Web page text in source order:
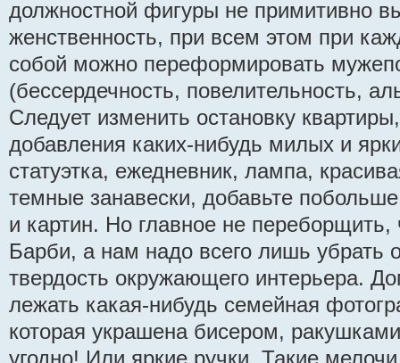
должностной фигуры не примитивно
женственность, при всем этом при
собой можно переформировать
(бессердечность, повелительность,
Следует изменить остановку
добавления каких-нибудь милых и
статуэтка, ежедневник, лампа,
темные занавески, добавьте
и картин. Но главное не
Барби, а нам надо всего лишь убрать
твердость окружающего интерьера.
лежать какая-нибудь семейная
которая украшена бисером,
угодно! Или яркие ручки. Такие